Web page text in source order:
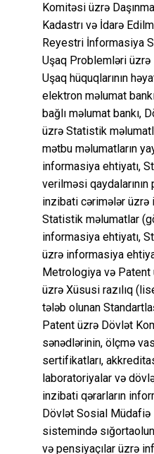
Komitəsi üzrə
Kadastrı və İdarə
Reyestri İnformasiya
Uşaq Problemləri
Uşaq hüquqlarının
elektron məlumat
bağlı məlumat bankı,
üzrə Statistik
mətbu məlumatların
informasiya ehtiyatı,
verilməsi qaydalarının
inzibati cərimələr üzrə
Statistik məlumatlar
informasiya ehtiyatı,
üzrə informasiya
Metrologiya və
üzrə Xüsusi razılıq
tələb olunan
Patent üzrə Dövlət
sənədlərinin, ölçmə
sertifikatları,
laboratoriyalar və
inzibati qərarların
Dövlət Sosial
sistemində
və pensiyaçılar üzrə